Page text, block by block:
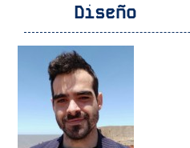
Diseño